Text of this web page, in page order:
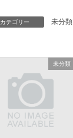
カテゴリー 未分類
未分類